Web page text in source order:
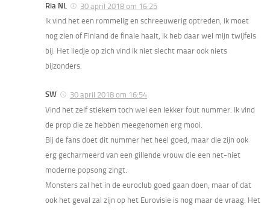
Ria NL
30 april 2018 om 16:25
Ik vind het een rommelig en schreeuwerig optreden, ik moet
nog zien of Finland de finale haalt, ik heb daar wel mijn twijfels
bij. Het liedje op zich vind ik niet slecht maar ook niets
bijzonders.
SW
30 april 2018 om 16:54
Vind het zelf stiekem toch wel een lekker fout nummer. Ik vind
de prop die ze hebben meegenomen erg mooi.
Bij de fans doet dit nummer het heel goed, maar die zijn ook
erg gecharmeerd van een gillende vrouw die een net-niet
moderne popsong zingt.
Monsters zal het in de euroclub goed gaan doen, maar of dat
ook het geval zal zijn op het Eurovisie is nog maar de vraag. Het